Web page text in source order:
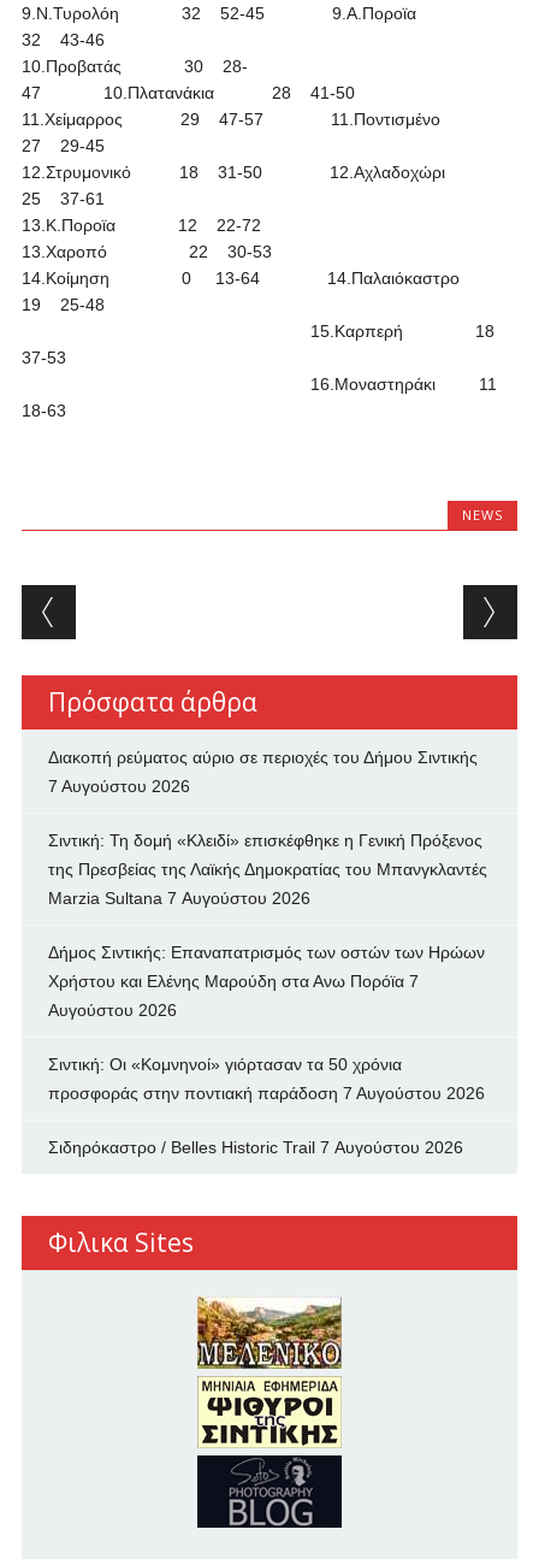
9.Ν.Τυρολόη 32 52-45 9.Α.Ποροϊα
32 43-46
10.Προβατάς 30 28-
47 10.Πλατανάκια 28 41-50
11.Χείμαρρος 29 47-57 11.Ποντισμένο
27 29-45
12.Στρυμονικό 18 31-50 12.Αχλαδοχώρι
25 37-61
13.Κ.Ποροϊα 12 22-72
13.Χαροπό 22 30-53
14.Κοίμηση 0 13-64 14.Παλαιόκαστρο
19 25-48
15.Καρπερή 18
37-53
16.Μοναστηράκι 11
18-63
NEWS
Post navigation
Πρόσφατα άρθρα
Διακοπή ρεύματος αύριο σε περιοχές του Δήμου Σιντικής
7 Αυγούστου 2026
Σιντική: Τη δομή «Κλειδί» επισκέφθηκε η Γενική Πρόξενος
της Πρεσβείας της Λαϊκής Δημοκρατίας του Μπανγκλαντές
Marzia Sultana 7 Αυγούστου 2026
Δήμος Σιντικής: Επαναπατρισμός των oστών των Ηρώων
Χρήστου και Ελένης Μαρούδη στα Ανω Πορόϊα 7
Αυγούστου 2026
Σιντική: Οι «Κομνηνοί» γιόρτασαν τα 50 χρόνια
προσφοράς στην ποντιακή παράδοση 7 Αυγούστου 2026
Σιδηρόκαστρο / Belles Historic Trail 7 Αυγούστου 2026
Φιλικα Sites